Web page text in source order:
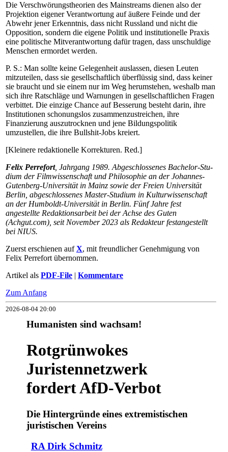
Die Verschwörungstheorien des Mainstreams dienen also der
Projektion eigener Verantwortung auf äußere Feinde und der
Abwehr jener Erkenntnis, dass nicht Russland und nicht die
Opposition, sondern die eigene Politik und institutionelle Praxis
eine politische Mitverantwortung dafür tragen, dass unschuldige
Menschen ermordet werden.
P. S.: Man sollte keine Gelegenheit auslassen, diesen Leuten
mitzuteilen, dass sie gesellschaftlich überflüssig sind, dass keiner
sie braucht und sie einem nur im Weg herumstehen, weshalb man
sich ihre Ratschläge und Warnungen in gesellschaftlichen Fragen
verbittet. Die einzige Chance auf Besserung besteht darin, ihre
Institutionen schonungslos zusammenzustreichen, ihre
Finanzierung auszutrocknen und jene Bildungspolitik
umzustellen, die ihre Bull­shit-Jobs kreiert.
[Kleinere redaktionelle Korrekturen. Red.]
Felix Perrefort, Jahrgang 1989. Abgeschlossenes Ba­che­lor-Stu­
di­um der Filmwissenschaft und Philosophie an der Jo­han­nes-
Gu­ten­berg-Uni­ver­si­tät in Mainz sowie der Freien Universität
Berlin, abgeschlossenes Mas­ter-Stu­di­um in Kulturwissenschaft
an der Hum­boldt-Uni­ver­si­tät in Berlin. Fünf Jahre fest
angestellte Redaktionsarbeit bei der Achse des Guten
(Achgut.com), seit November 2023 als Redakteur festangestellt
bei NIUS.
Zuerst erschienen aufX, mit freundlicher Genehmigung von
Felix Perrefort übernommen.
Artikel als PDF-File | Kommentare
Zum Anfang
2026-08-04 20:00
Humanisten sind wachsam!
Rotgrünwokes
Juristennetzwerk
fordert AfD-Verbot
Die Hintergründe eines extremistischen
juristischen Vereins
RA Dirk Schmitz